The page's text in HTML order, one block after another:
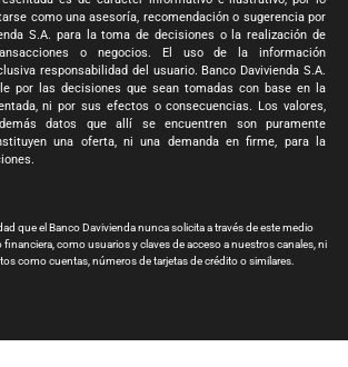
como una asesoría, recomendación o sugerencia por
S.A. para la toma de decisiones o la realización de
o negocios. El uso de la información
responsabilidad del usuario. Banco Davivienda S.A.
por las decisiones que sean tomadas con base en la
ni por sus efectos o consecuencias. Los valores,
datos que allí se encuentren son puramente
una oferta, ni una demanda en firme, para la
que el Banco Davivienda nunca solicita a través de este medio
como usuarios y claves de acceso a nuestros canales, ni
como cuentas, números de tarjetas de crédito o similares.